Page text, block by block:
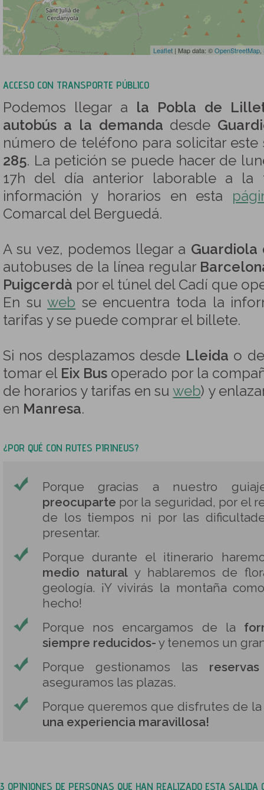
Leaflet | Map data: ©OpenStreetMap
ACCESO CON TRANSPORTE PÚBLICO
Podemos llegar a la Pobla de
autobús a la demanda desde
número de teléfono para solicitar
285. La petición se puede hacer de
17h del día anterior laborable a la
información y horarios en esta
Comarcal del Berguedá.
A su vez, podemos llegar a Guardiola
autobuses de la línea regular
Puigcerdà por el túnel del Cadí que
En suweb se encuentra toda la
tarifas y se puede comprar el billete.
Si nos desplazamos desde Lleida o
tomar el Eix Bus operado por la
de horarios y tarifas en suweb) y
en Manresa.
¿POR QUÉ CON RUTES PIRINEUS?
Porque gracias a nuestro
preocuparte por la seguridad, por el
de los tiempos ni por las
presentar.
Porque durante el itinerario
medio naturaly hablaremos de
geología. ¡Y vivirás la montaña
hecho!
Porque nos encargamos de la
siempre reducidos- y tenemos un
Porque gestionamos las
aseguramos las plazas.
Porque queremos que disfrutes de
una experiencia maravillosa!
3 OPINIONES DE PERSONAS QUE HAN REALIZADO ESTA SALIDA